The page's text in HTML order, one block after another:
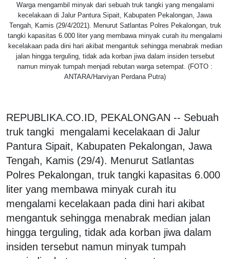
Warga mengambil minyak dari sebuah truk tangki yang mengalami
kecelakaan di Jalur Pantura Sipait, Kabupaten Pekalongan, Jawa
Tengah, Kamis (29/4/2021). Menurut Satlantas Polres Pekalongan, truk
tangki kapasitas 6.000 liter yang membawa minyak curah itu mengalami
kecelakaan pada dini hari akibat mengantuk sehingga menabrak median
jalan hingga terguling, tidak ada korban jiwa dalam insiden tersebut
namun minyak tumpah menjadi rebutan warga setempat. (FOTO :
ANTARA/Harviyan Perdana Putra)
REPUBLIKA.CO.ID, PEKALONGAN -- Sebuah
truk tangki mengalami kecelakaan di Jalur
Pantura Sipait, Kabupaten Pekalongan, Jawa
Tengah, Kamis (29/4). Menurut Satlantas
Polres Pekalongan, truk tangki kapasitas 6.000
liter yang membawa minyak curah itu
mengalami kecelakaan pada dini hari akibat
mengantuk sehingga menabrak median jalan
hingga terguling, tidak ada korban jiwa dalam
insiden tersebut namun minyak tumpah